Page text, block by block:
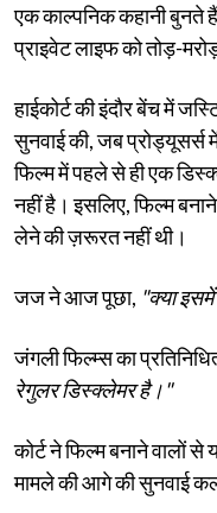
एक काल्पनिक कहानी बुनते
प्राइवेट लाइफ को तोड़-
हाईकोर्ट की इंदौर बेंच में
सुनवाई की, जब प्रोड्यूसर्स
फिल्म में पहले से ही एक
नहीं है। इसलिए, फिल्म
लेने की ज़रूरत नहीं थी।
जज ने आज पूछा, "क्या
जंगली फिल्म्स का
रेगुलर डिस्क्लेमर है।"
कोर्ट ने फिल्म बनाने वालों
मामले की आगे की सुनवाई कल